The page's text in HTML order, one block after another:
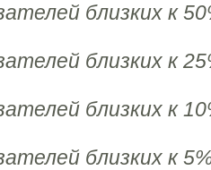
близких к
близких к
близких к
близких к